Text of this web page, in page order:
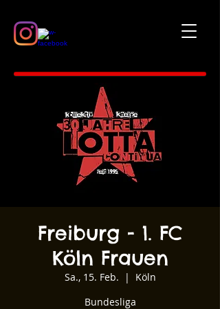
Freiburg - 1. FC
Köln Frauen
Sa., 15. Feb.
  |
Köln
Bundesliga